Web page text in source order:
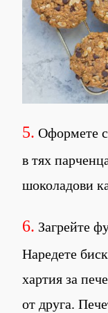
5. Оформете
в тях
шоколадови
6. Загрейте
Наредете
хартия за
от друга.